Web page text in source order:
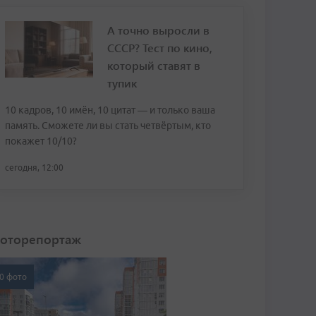
А точно выросли в
СССР? Тест по кино,
который ставят в
тупик
10 кадров, 10 имён, 10 цитат — и только ваша
память. Сможете ли вы стать четвёртым, кто
покажет 10/10?
сегодня, 12:00
фото